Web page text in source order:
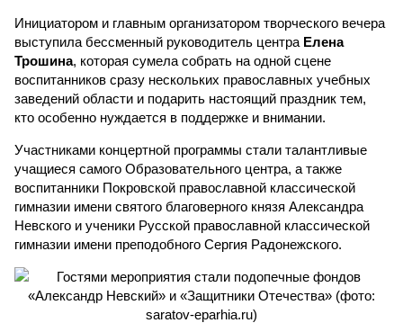
Инициатором и главным организатором творческого вечера
выступила бессменный руководитель центра Елена
Трошина, которая сумела собрать на одной сцене
воспитанников сразу нескольких православных учебных
заведений области и подарить настоящий праздник тем,
кто особенно нуждается в поддержке и внимании.
Участниками концертной программы стали талантливые
учащиеся самого Образовательного центра, а также
воспитанники Покровской православной классической
гимназии имени святого благоверного князя Александра
Невского и ученики Русской православной классической
гимназии имени преподобного Сергия Радонежского.